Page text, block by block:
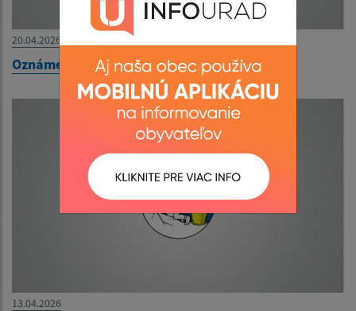
20.04.2026
Oznámenie o uložení zásielky
13.04.2026